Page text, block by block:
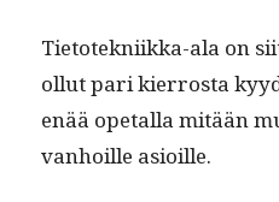
Tietotekni­ik­ka-ala on
ollut pari kier­rosta
enää opetal­la mitään
van­hoille asioille.